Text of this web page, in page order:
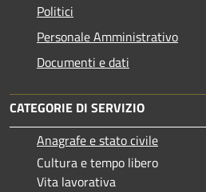
Politici
Personale Amministrativo
Documenti e dati
CATEGORIE DI SERVIZIO
Anagrafe e stato civile
Cultura e tempo libero
Vita lavorativa